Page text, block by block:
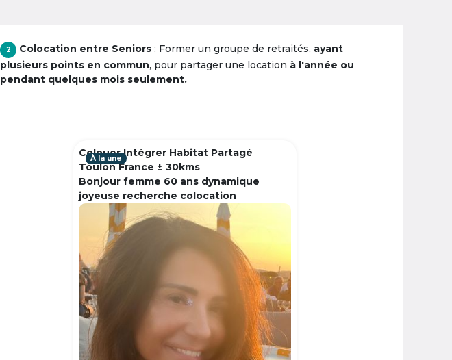
2 Colocation entre Seniors : Former un groupe de retraités, ayant
plusieurs points en commun, pour partager une location à l'année ou
pendant quelques mois seulement.
Colouer Intégrer Habitat Partagé
Toulon France ± 30kms
Bonjour femme 60 ans dynamique
joyeuse recherche colocation
À la une